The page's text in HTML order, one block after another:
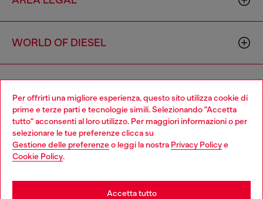
Per offrirti una migliore esperienza, questo sito utilizza cookie di
prime e terze parti e tecnologie simili. Selezionando "Accetta
tutto" acconsenti al loro utilizzo. Per maggiori informazioni o per
selezionare le tue preferenze clicca su
Gestione delle preferenzeo leggi la nostra Privacy Policye
Cookie Policy.
Accetta tutto
WORLD OF DIESEL
Country: IT Language: IT
Choose your location
You are currently browsing Italia website, but it seems you may
be based in United States